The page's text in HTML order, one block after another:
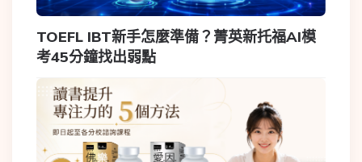
TOEFL IBT新手怎麼準備？菁英新托福AI模
考45分鐘找出弱點